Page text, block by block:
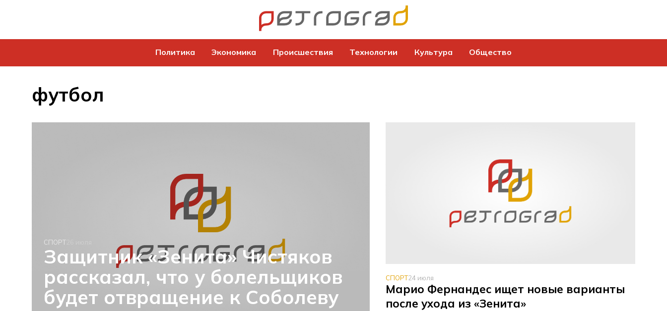
Политика Экономика Происшествия Технологии Культура Общество
футбол
СПОРТ
Защитник «Зенита» Чистяков
рассказал, что у болельщиков
будет отвращение к Соболеву
СПОРТ24 июля
Марио Фернандес ищет новые варианты
после ухода из «Зенита»